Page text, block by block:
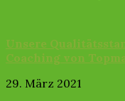
Unsere
Coaching von
29. März 2021